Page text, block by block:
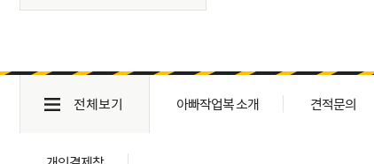
전체보기 아빠작업복 소개 견적문의